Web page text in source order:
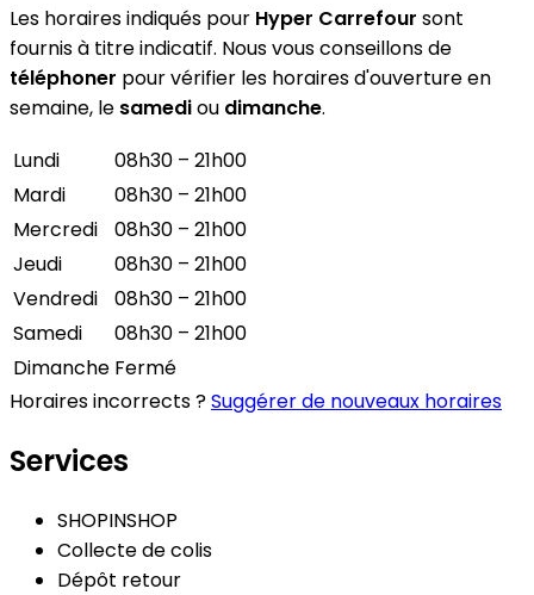
Les horaires indiqués pour Hyper Carrefour sont
fournis à titre indicatif. Nous vous conseillons de
téléphoner pour vérifier les horaires d'ouverture en
semaine, le samediou dimanche.
Lundi
08h30 – 21h00
Mardi
08h30 – 21h00
Mercredi
08h30 – 21h00
Jeudi
08h30 – 21h00
Vendredi
08h30 – 21h00
Samedi
08h30 – 21h00
Dimanche Fermé
Horaires incorrects ?Suggérer de nouveaux horaires
Services
SHOPINSHOP
Collecte de colis
Dépôt retour